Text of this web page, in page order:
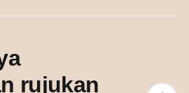
rujukan